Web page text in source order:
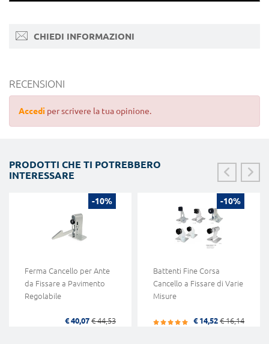
CHIEDI INFORMAZIONI
RECENSIONI
Accedi per scrivere la tua opinione.
PRODOTTI CHE TI POTREBBERO
INTERESSARE
-10%
Ferma Cancello per Ante
da Fissare a Pavimento
Regolabile
€ 40,07 € 44,53
-10%
Battenti Fine Corsa
Cancello a Fissare di Varie
Misure
€ 14,52 € 16,14